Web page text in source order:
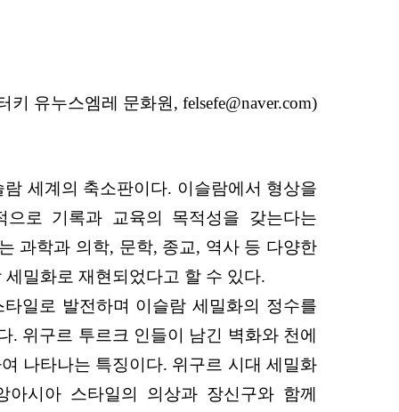
키 유누스엠레 문화원, felsefe@naver.com)
세계의 축소판이다. 이슬람에서 형상을
로 기록과 교육의 목적성을 갖는다는
과학과 의학, 문학, 종교, 역사 등 다양한
밀화로 재현되었다고 할 수 있다.
일로 발전하며 이슬람 세밀화의 정수를
위구르 투르크 인들이 남긴 벽화와 천에
나타나는 특징이다. 위구르 시대 세밀화
시아 스타일의 의상과 장신구와 함께